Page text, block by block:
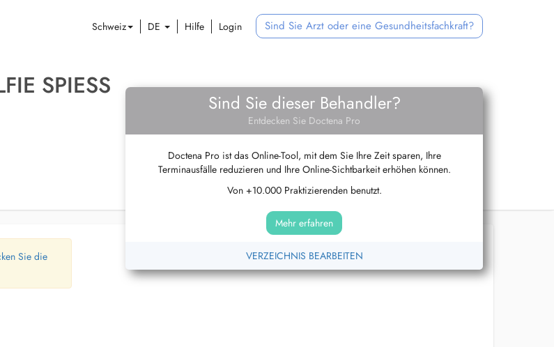
Schweiz DE Hilfe Login Sind Sie Arzt oder eine Gesundheitsfachkraft?
SPIESS
Sind Sie dieser Behandler?
Entdecken Sie Doctena Pro
Doctena Pro ist das Online-Tool, mit dem Sie Ihre Zeit sparen, Ihre
Terminausfälle reduzieren und Ihre Online-Sichtbarkeit erhöhen können.
Von +10.000 Praktizierenden benutzt.
Mehr erfahren
VERZEICHNIS BEARBEITEN
Sie die